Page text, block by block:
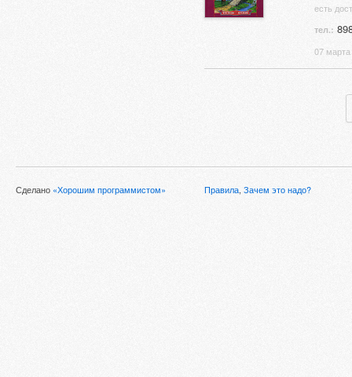
есть
тел.:
07
Сделано «Хорошим программистом» Правила, Зачем это надо?